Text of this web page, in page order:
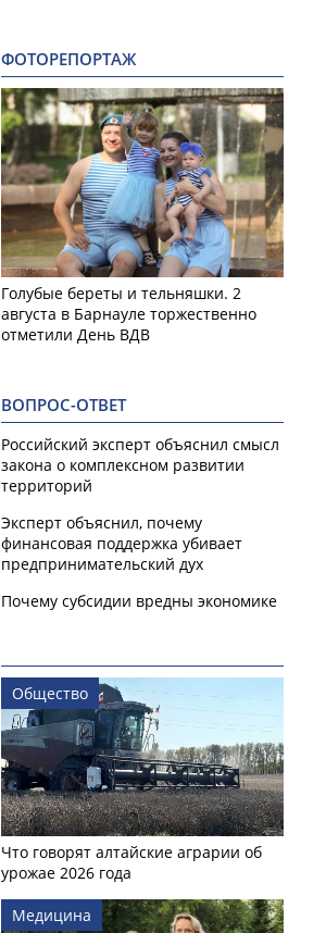
ФОТОРЕПОРТАЖ
Голубые береты и тельняшки. 2
августа в Барнауле торжественно
отметили День ВДВ
ВОПРОС-ОТВЕТ
Российский эксперт объяснил смысл
закона о комплексном развитии
территорий
Эксперт объяснил, почему
финансовая поддержка убивает
предпринимательский дух
Почему субсидии вредны экономике
Общество
Что говорят алтайские аграрии об
урожае 2026 года
Медицина